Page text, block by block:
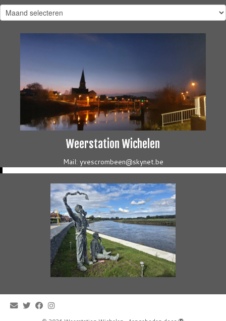
Berichtenarchief
Weerstation Wichelen
Mail: yvescrombeen@skynet.be